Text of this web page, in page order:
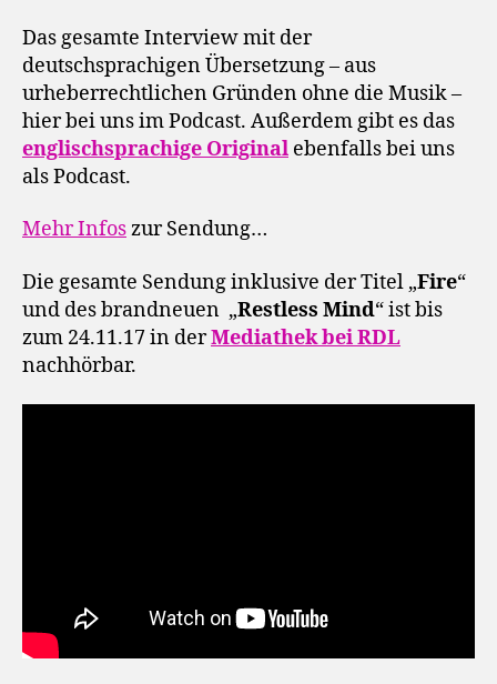
Das gesamte Interview mit der
deutschsprachigen Übersetzung – aus
urheberrechtlichen Gründen ohne die Musik –
hier bei uns im Podcast. Außerdem gibt es das
englischsprachige Original ebenfalls bei uns
als Podcast.
Mehr Infoszur Sendung…
Die gesamte Sendung inklusive der Titel „Fire“
und des brandneuen „Restless Mind“ ist bis
zum 24.11.17 in derMediathek bei RDL
nachhörbar.